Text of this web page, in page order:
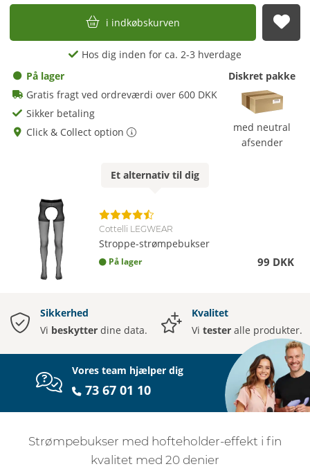
i indkøbskurven
Hos dig inden for ca. 2-3 hverdage
På lager
Gratis fragt ved ordreværdi over 600 DKK
Sikker betaling
Click & Collect option
Diskret pakke
med neutral
afsender
Et alternativ til dig
Cottelli LEGWEAR
Stroppe-strømpebukser
På lager 99 DKK
Sikkerhed
Vi beskytter dine data.
Kvalitet
Vi tester alle produkter.
Vores team hjælper dig
73 67 01 10
Strømpebukser med hofteholder-effekt i fin
kvalitet med 20 denier